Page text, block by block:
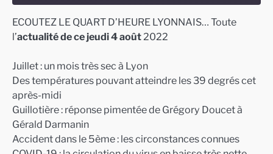
RSS FEED
SHARE
EMBED
ECOUTEZ LE QUART D’HEURE LYONNAIS… Toute
l’actualité de ce jeudi 4 août 2022
Juillet : un mois très sec à Lyon
Des températures pouvant atteindre les 39 degrés cet
après-midi
Guillotière : réponse pimentée de Grégory Doucet à
Gérald Darmanin
Accident dans le 5ème : les circonstances connues